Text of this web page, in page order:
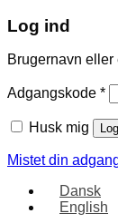
Log ind
Brugernavn
Adgangskode *
Husk mig
Mistet din
Dansk
English